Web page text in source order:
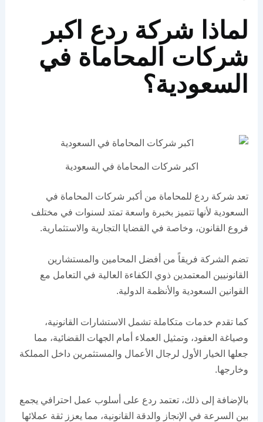
لماذا شركة ردع اكبر
شركات المحاماة في
السعودية؟
اكبر شركات المحاماة في السعودية
تعد شركة ردع للمحاماة من أكبر شركات المحاماة في
السعودية لأنها تتميز بخبرة واسعة تمتد لسنوات في مختلف
فروع القانون، وخاصة في القضايا التجارية والاستثمارية.
تضم الشركة فريقاً من أفضل المحامين والمستشارين
القانونيين المعتمدين ذوي الكفاءة العالية في التعامل مع
القوانين السعودية والأنظمة الدولية.
كما تقدم خدمات متكاملة تشمل الاستشارات القانونية،
وصياغة العقود، وتمثيل العملاء أمام الجهات القضائية، مما
جعلها الخيار الأول لرجال الأعمال والمستثمرين داخل المملكة
وخارجها.
بالإضافة إلى ذلك، تعتمد ردع على أسلوب عمل احترافي يجمع
بين السرعة في الإنجاز والدقة القانونية، مما يعزز ثقة عملائها